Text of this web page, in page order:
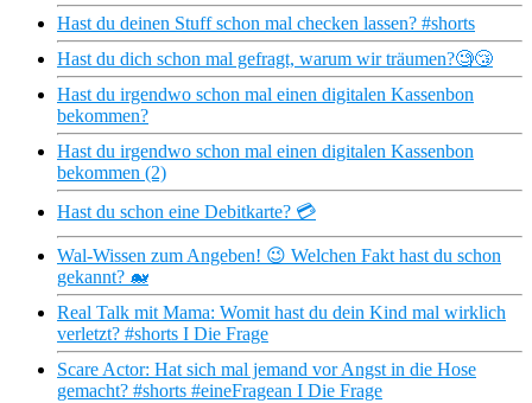
Hast du deinen Stuff schon mal checken lassen? #shorts
Hast du dich schon mal gefragt, warum wir träumen?🧐😴
Hast du irgendwo schon mal einen digitalen Kassenbon
bekommen?
Hast du irgendwo schon mal einen digitalen Kassenbon
bekommen (2)
Hast du schon eine Debitkarte? 💳
Wal-Wissen zum Angeben! 😉 Welchen Fakt hast du schon
gekannt? 🐋
Real Talk mit Mama: Womit hast du dein Kind mal wirklich
verletzt? #shorts I Die Frage
Scare Actor: Hat sich mal jemand vor Angst in die Hose
gemacht? #shorts #eineFragean I Die Frage